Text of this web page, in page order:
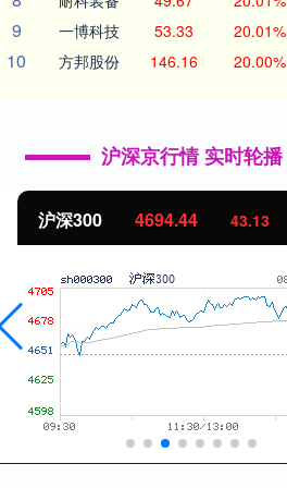
9 一博科技 53.33 20.01%
10 方邦股份 146.16 20.00%
沪深京行情 实时轮播
沪深300 4694.44 43.13